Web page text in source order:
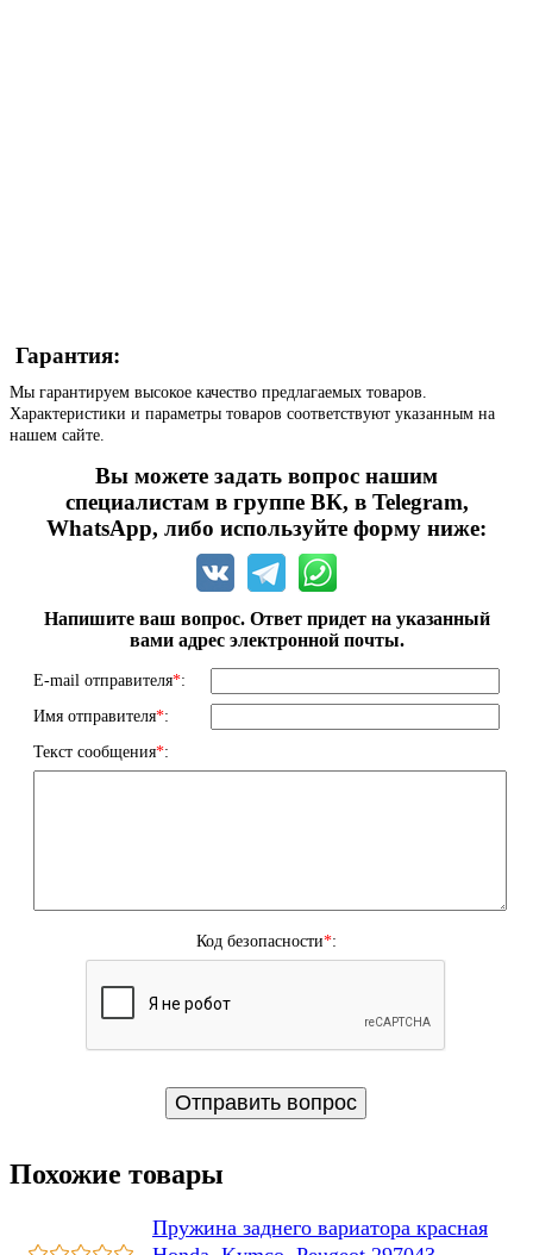
Гарантия:
Мы гарантируем высокое качество предлагаемых товаров.
Характеристики и параметры товаров соответствуют указанным на
нашем сайте.
Вы можете задать вопрос нашим
специалистам в группе ВК, в Telegram,
WhatsApp, либо используйте форму ниже:
Напишите ваш вопрос. Ответ придет на указанный
вами адрес электронной почты.
E-mail отправителя*:
Имя отправителя*:
Текст сообщения*:
Код безопасности*:
Похожие товары
Пружина заднего вариатора красная